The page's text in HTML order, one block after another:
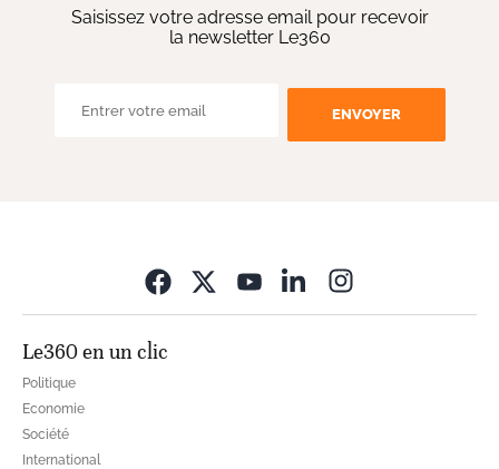
Saisissez votre adresse email pour recevoir
la newsletter Le360
ENVOYER
Le360 en un clic
Politique
Economie
Société
International